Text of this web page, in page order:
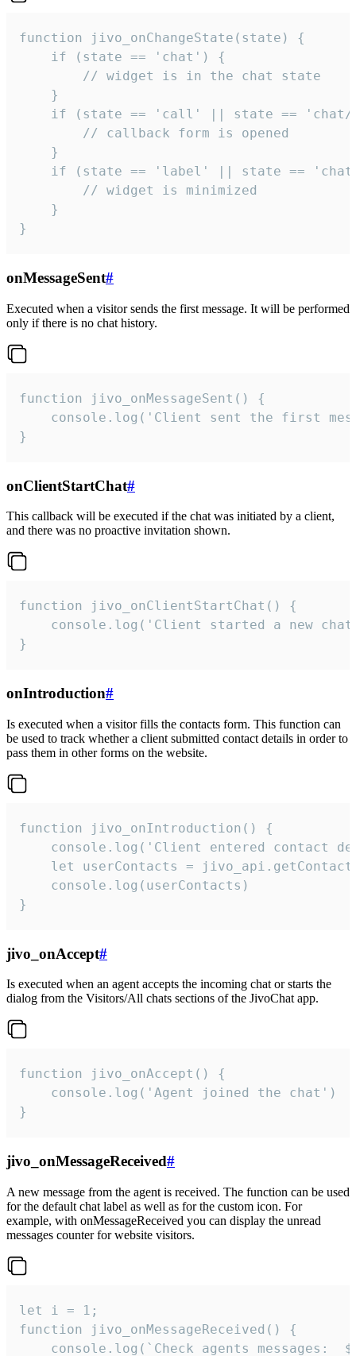
function jivo_onChangeState(state) {
    if (state == 'chat') {
        // widget is in the chat state
    }
if (state == 'call' || state ==
        // callback form is opened
    }
if (state == 'label' || state ==
        // widget is minimized
    }
}
onMessageSent#
Executed when a visitor sends the first message. It will be performed
only if there is no chat history.
function jivo_onMessageSent() {
console.log('Client sent the first
}
onClientStartChat#
This callback will be executed if the chat was initiated by a client,
and there was no proactive invitation shown.
function jivo_onClientStartChat() {
console.log('Client started a new
}
onIntroduction#
Is executed when a visitor fills the contacts form. This function can
be used to track whether a client submitted contact details in order to
pass them in other forms on the website.
function jivo_onIntroduction() {
console.log('Client entered contact
let userContacts =
    console.log(userContacts)
}
jivo_onAccept#
Is executed when an agent accepts the incoming chat or starts the
dialog from the Visitors/All chats sections of the JivoChat app.
function jivo_onAccept() {
}
jivo_onMessageReceived#
A new message from the agent is received. The function can be used
for the default chat label as well as for the custom icon. For
example, with onMessageReceived you can display the unread
messages counter for website visitors.
let i = 1;
function jivo_onMessageReceived() {